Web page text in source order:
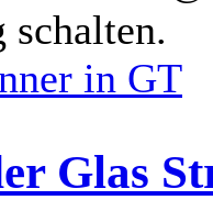
schalten.
in GT
Glas